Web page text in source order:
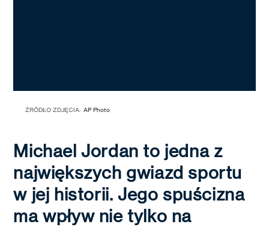
ŹRÓDŁO ZDJĘCIA: AP Photo
Michael Jordan to jedna z
największych gwiazd sportu
w jej historii. Jego spuścizna
ma wpływ nie tylko na